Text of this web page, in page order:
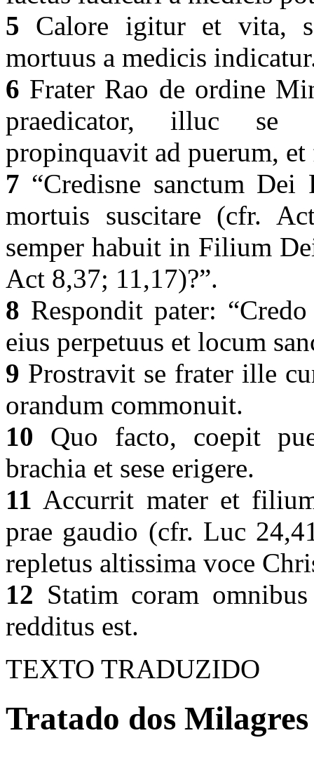
5 Calore igitur et vita,
mortuus a medicis
6 Frater Rao de ordine
praedicator, illuc se
propinquavit ad puerum,
7 “Credisne sanctum
mortuis suscitare (cfr.
semper habuit in Filium
Act 8,37; 11,17)?”.
8 Respondit pater:
eius perpetuus et locum
9 Prostravit se frater ille
orandum commonuit.
10 Quo facto, coepit
brachia et sese erigere.
11 Accurrit mater et
prae gaudio (cfr. Luc
repletus altissima voce
12 Statim coram
redditus est.
TEXTO TRADUZIDO
Tratado dos